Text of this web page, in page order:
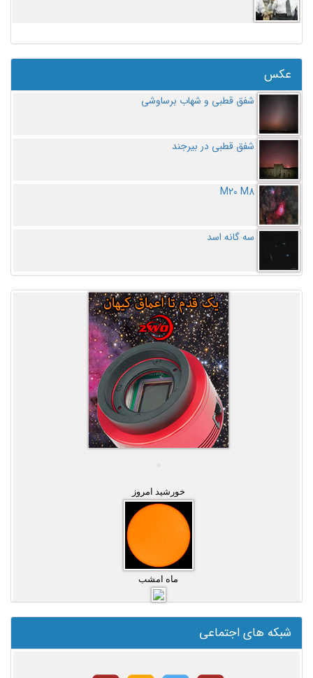
عکس
شفق قطبی و شهاب برساوشی
شفق قطبی در بیرجند
M20 M8
سه گانه اسد
خورشید امروز
ماه امشب
شبکه های اجتماعی